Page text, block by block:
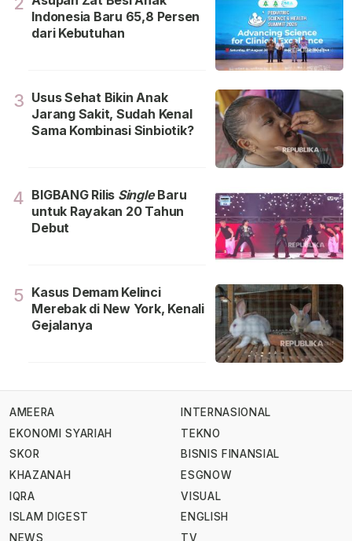
Indonesia Baru 65,8 Persen
dari Kebutuhan
3 Usus Sehat Bikin Anak
Jarang Sakit, Sudah Kenal
Sama Kombinasi Sinbiotik?
4 BIGBANG Rilis SingleBaru
untuk Rayakan 20 Tahun
Debut
5 Kasus Demam Kelinci
Merebak di New York, Kenali
Gejalanya
AMEERA
EKONOMI SYARIAH
SKOR
KHAZANAH
IQRA
ISLAM DIGEST
NEWS
INTERNASIONAL
TEKNO
BISNIS FINANSIAL
ESGNOW
VISUAL
ENGLISH
TV